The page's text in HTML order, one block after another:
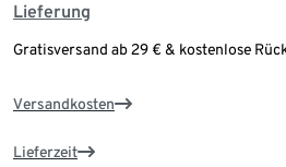
Lieferung
Gratisversand ab 29 € & kostenlose
Versandkosten
Lieferzeit